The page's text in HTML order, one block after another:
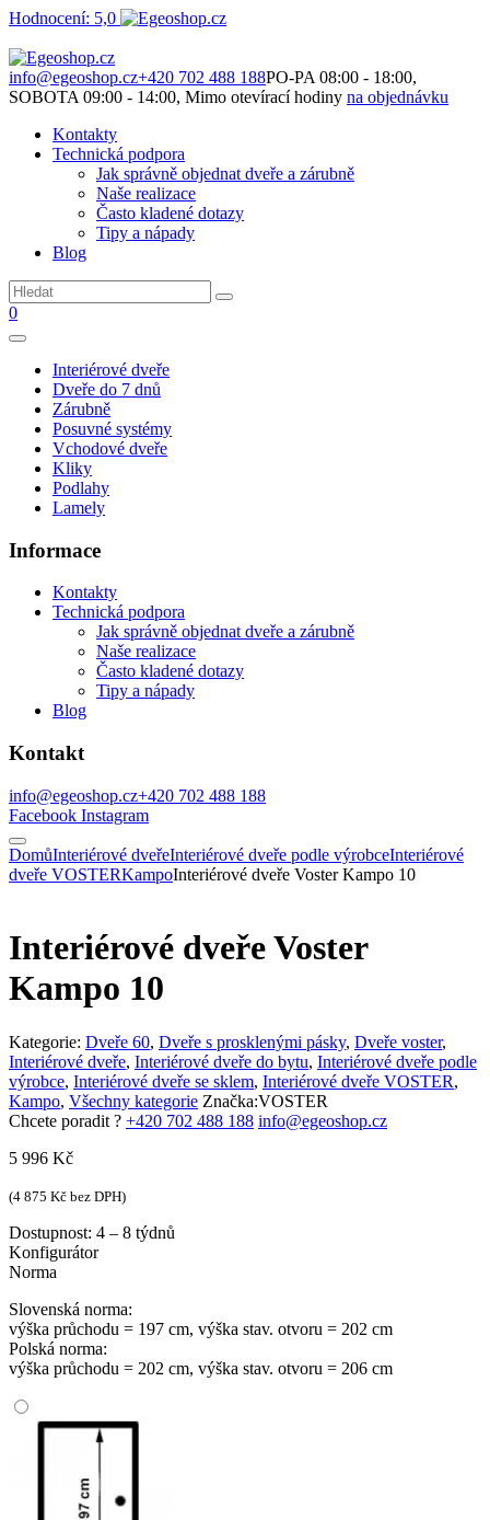
Hodnocení: 5,0
info@egeoshop.cz+420 702 488 188PO-PA 08:00 - 18:00,
SOBOTA 09:00 - 14:00, Mimo otevírací hodiny na objednávku
Kontakty
Technická podpora
Jak správně objednat dveře a zárubně
Naše realizace
Často kladené dotazy
Tipy a nápady
Blog
0
Interiérové dveře
Dveře do 7 dnů
Zárubně
Posuvné systémy
Vchodové dveře
Kliky
Podlahy
Lamely
Informace
Kontakty
Technická podpora
Jak správně objednat dveře a zárubně
Naše realizace
Často kladené dotazy
Tipy a nápady
Blog
Kontakt
info@egeoshop.cz+420 702 488 188
Facebook Instagram
DomůInteriérové dveřeInteriérové dveře podle výrobceInteriérové
dveře VOSTERKampoInteriérové dveře Voster Kampo 10
Interiérové dveře Voster
Kampo 10
Kategorie: Dveře 60, Dveře s prosklenými pásky, Dveře voster,
Interiérové dveře, Interiérové dveře do bytu, Interiérové dveře podle
výrobce, Interiérové dveře se sklem, Interiérové dveře VOSTER,
Kampo, Všechny kategorie Značka:VOSTER
Chcete poradit ? +420 702 488 188 info@egeoshop.cz
5 996 Kč
(4 875 Kč bez DPH)
Dostupnost: 4 – 8 týdnů
Konfigurátor
Norma
Slovenská norma:
výška průchodu = 197 cm, výška stav. otvoru = 202 cm
Polská norma:
výška průchodu = 202 cm, výška stav. otvoru = 206 cm